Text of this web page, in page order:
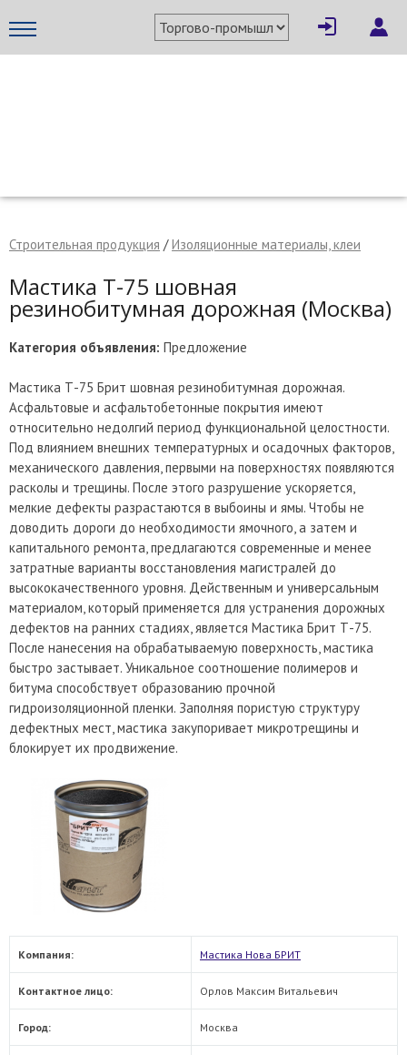
Строительная продукция /Изоляционные материалы, клеи
Мастика Т-75 шовная
резинобитумная дорожная (Москва)
Категория объявления: Предложение
Мастика Т-75 Брит шовная резинобитумная дорожная.
Асфальтовые и асфальтобетонные покрытия имеют
относительно недолгий период функциональной целостности.
Под влиянием внешних температурных и осадочных факторов,
механического давления, первыми на поверхностях появляются
расколы и трещины. После этого разрушение ускоряется,
мелкие дефекты разрастаются в выбоины и ямы. Чтобы не
доводить дороги до необходимости ямочного, а затем и
капитального ремонта, предлагаются современные и менее
затратные варианты восстановления магистралей до
высококачественного уровня. Действенным и универсальным
материалом, который применяется для устранения дорожных
дефектов на ранних стадиях, является Мастика Брит Т-75.
После нанесения на обрабатываемую поверхность, мастика
быстро застывает. Уникальное соотношение полимеров и
битума способствует образованию прочной
гидроизоляционной пленки. Заполняя пористую структуру
дефектных мест, мастика закупоривает микротрещины и
блокирует их продвижение.
× Написать поставщику
Компания: Мастика Нова БРИТ
Контактное лицо: Орлов Максим Витальевич
Город: Москва